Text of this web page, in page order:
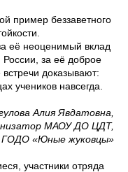
пример беззаветного
её неоценимый вклад
за её доброе
доказывают:
учеников навсегда.
Алия Явдатовна,
МАОУ ДО ЦДТ,
ГОДО «Юные жуковцы»
участники отряда